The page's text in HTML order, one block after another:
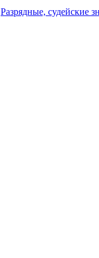
Разрядные, судейские